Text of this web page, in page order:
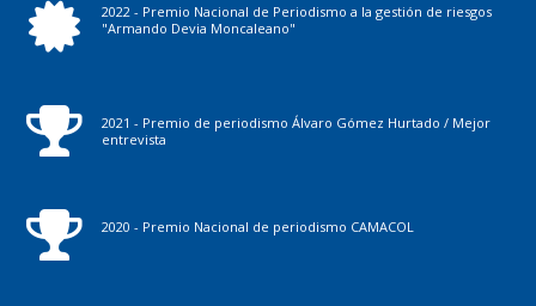
2022 - Premio Nacional de Periodismo a la gestión de riesgos
"Armando Devia Moncaleano"
2021 - Premio de periodismo Álvaro Gómez Hurtado / Mejor
entrevista
2020 - Premio Nacional de periodismo CAMACOL